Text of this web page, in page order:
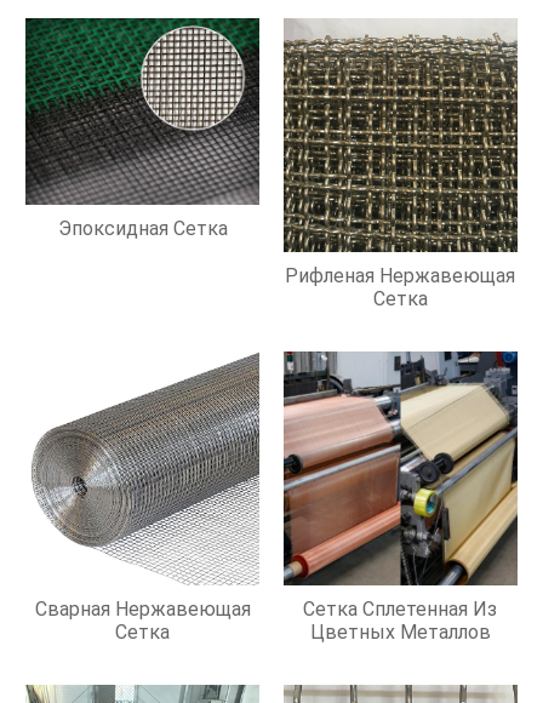
Эпоксидная Сетка
Рифленая Нержавеющая
Сетка
Сварная Нержавеющая
Сетка
Сетка Сплетенная Из
Цветных Металлов